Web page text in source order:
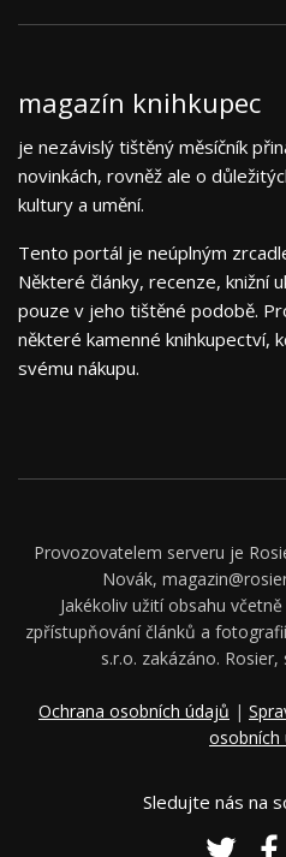
magazín knihkupec
je nezávislý tištěný měsíčník
novinkách, rovněž ale o
kultury a umění.
Tento portál je neúplným
Některé články, recenze, knižní
pouze v jeho tištěné podobě.
některé kamenné knihkupectví,
svému nákupu.
Provozovatelem serveru je
Novák,
Jakékoliv užití obsahu
zpřístupňování článků a
s.r.o. zakázáno. Rosier,
Ochrana osobních údajů |
osobních
Sledujte nás na